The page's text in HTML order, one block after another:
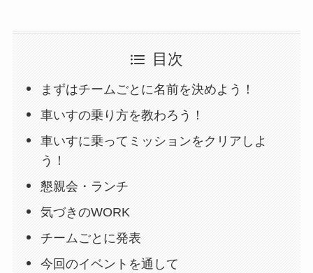
目次
まずはチームごとに名前を決めよう！
車いすの乗り方を教わろう！
車いすに乗ってミッションをクリアしよ
う！
懇親会・ランチ
気づきのWORK
チームごとに発表
今回のイベントを通して